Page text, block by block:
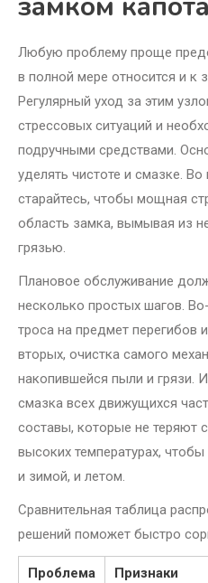
Любую проблему проще
в полной мере относится и к
Регулярный уход за этим
стрессовых ситуаций и
подручными средствами.
уделять чистоте и смазке.
старайтесь, чтобы мощная
область замка, вымывая из
грязью.
Плановое обслуживание
несколько простых шагов.
троса на предмет перегибов
вторых, очистка самого
накопившейся пыли и грязи.
смазка всех движущихся
составы, которые не теряют
высоких температурах,
и зимой, и летом.
Сравнительная таблица
решений поможет быстро
Проблема Признаки